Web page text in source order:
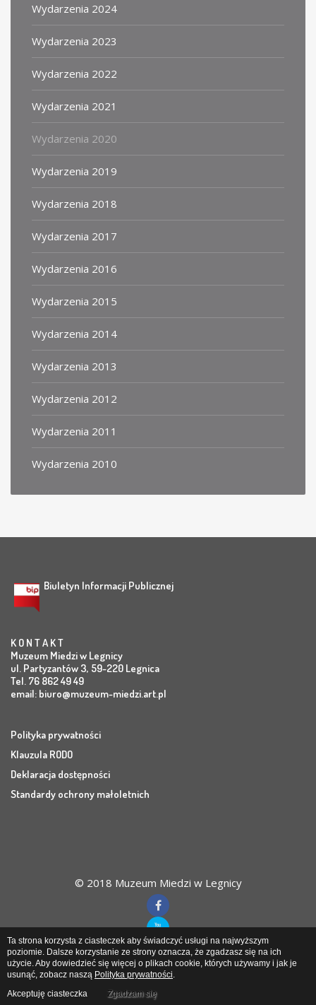
Wydarzenia 2024
Wydarzenia 2023
Wydarzenia 2022
Wydarzenia 2021
Wydarzenia 2020
Wydarzenia 2019
Wydarzenia 2018
Wydarzenia 2017
Wydarzenia 2016
Wydarzenia 2015
Wydarzenia 2014
Wydarzenia 2013
Wydarzenia 2012
Wydarzenia 2011
Wydarzenia 2010
Biuletyn Informacji Publicznej
K O N T A K T
Muzeum Miedzi w Legnicy
ul. Partyzantów 3, 59-220 Legnica
Tel. 76 862 49 49
email: biuro@muzeum-miedzi.art.pl
Polityka prywatności
Klauzula RODO
Deklaracja dostępności
Standardy ochrony małoletnich
© 2018 Muzeum Miedzi w Legnicy
Muzeum Miedziw Legnicy
Ta strona korzysta z ciasteczek aby świadczyć usługi na najwyższym
poziomie. Dalsze korzystanie ze strony oznacza, że zgadzasz się na ich
użycie. Aby dowiedzieć się więcej o plikach cookie, których używamy i jak je
usunąć, zobacz naszą Polityka prywatności.
Akceptuję ciasteczka
Zgadzam się